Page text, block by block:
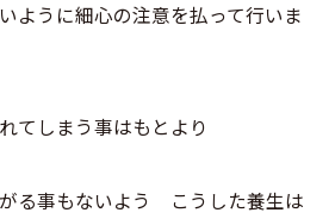
ように細心の注意を払って行いま
てしまう事はもとより
る事もないよう こうした養生は